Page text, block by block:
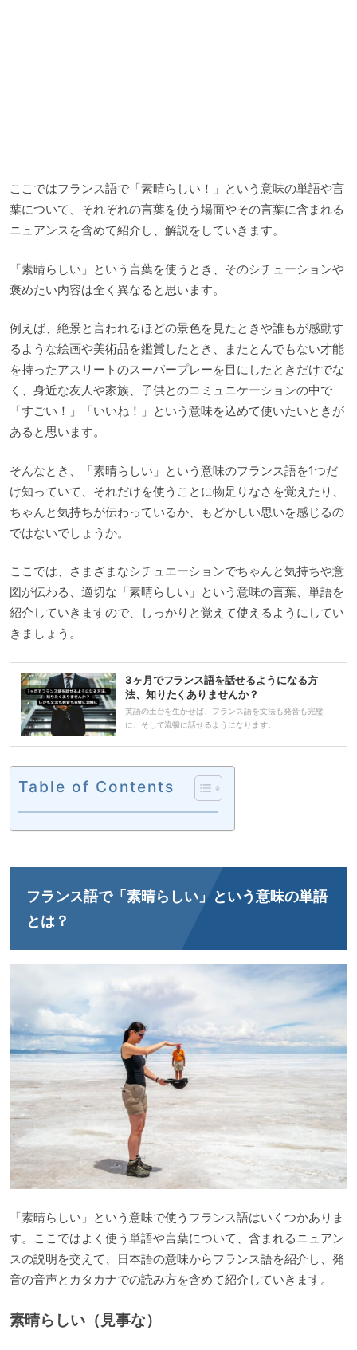
ここではフランス語で「素晴らしい！」という意味の単語や言
葉について、それぞれの言葉を使う場面やその言葉に含まれる
ニュアンスを含めて紹介し、解説をしていきます。
「素晴らしい」という言葉を使うとき、そのシチューションや
褒めたい内容は全く異なると思います。
例えば、絶景と言われるほどの景色を見たときや誰もが感動す
るような絵画や美術品を鑑賞したとき、またとんでもない才能
を持ったアスリートのスーパープレーを目にしたときだけでな
く、身近な友人や家族、子供とのコミュニケーションの中で
「すごい！」「いいね！」という意味を込めて使いたいときが
あると思います。
そんなとき、「素晴らしい」という意味のフランス語を1つだ
け知っていて、それだけを使うことに物足りなさを覚えたり、
ちゃんと気持ちが伝わっているか、もどかしい思いを感じるの
ではないでしょうか。
ここでは、さまざまなシチュエーションでちゃんと気持ちや意
図が伝わる、適切な「素晴らしい」という意味の言葉、単語を
紹介していきますので、しっかりと覚えて使えるようにしてい
きましょう。
3ヶ月でフランス語を話せるようになる方
法、知りたくありませんか？
英語の土台を生かせば、フランス語を文法も発音も完璧
に、そして流暢に話せるようになります。
Table of Contents
フランス語で「素晴らしい」という意味の単語
とは？
「素晴らしい」という意味で使うフランス語はいくつかありま
す。ここではよく使う単語や言葉について、含まれるニュアン
スの説明を交えて、日本語の意味からフランス語を紹介し、発
音の音声とカタカナでの読み方を含めて紹介していきます。
素晴らしい（見事な）